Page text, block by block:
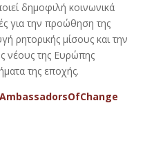
δημοφιλή κοινωνικά
για την προώθηση της
ρητορικής μίσους και την
νέους της Ευρώπης
της εποχής.